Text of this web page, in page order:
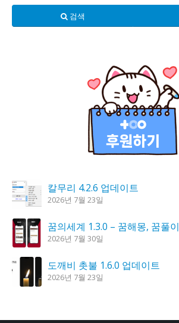
검색
칼무리 4.2.6 업데이트
2026년 7월 23일
꿈의세계 1.3.0 – 꿈해몽, 꿈풀이
2026년 7월 30일
도깨비 촛불 1.6.0 업데이트
2026년 7월 23일